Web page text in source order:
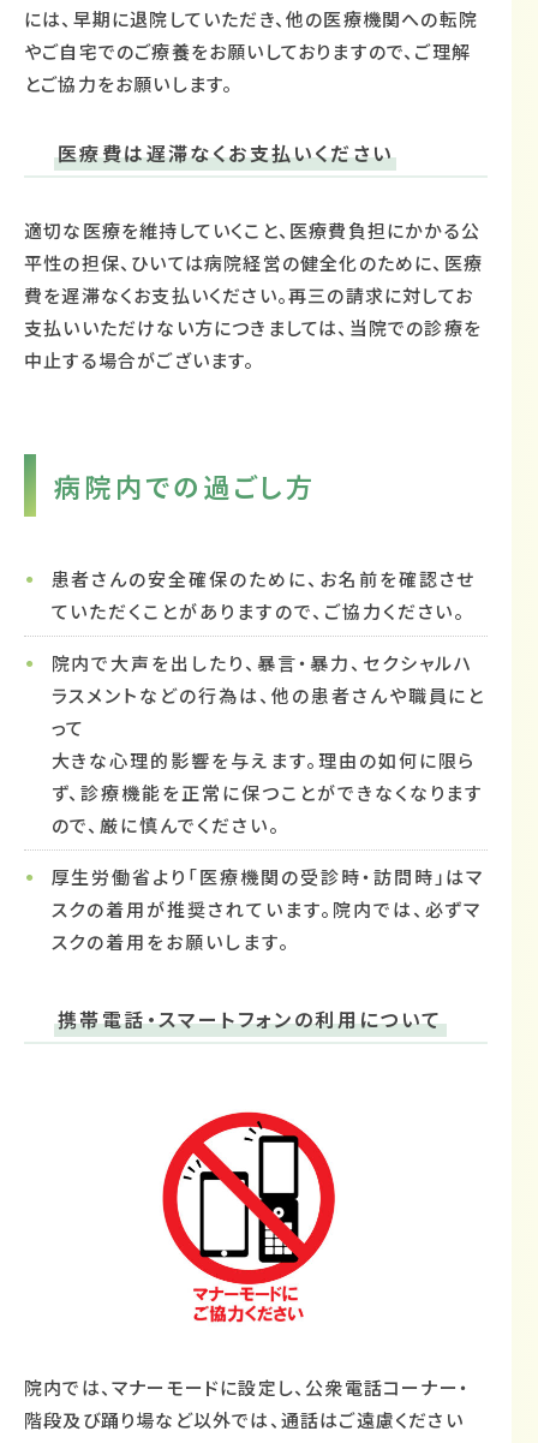
には、早期に退院していただき、他の医療機関への転院
やご自宅でのご療養をお願いしておりますので、ご理解
とご協力をお願いします。
医療費は遅滞なくお支払いください
適切な医療を維持していくこと、医療費負担にかかる公
平性の担保、ひいては病院経営の健全化のために、医療
費を遅滞なくお支払いください。再三の請求に対してお
支払いいただけない方につきましては、当院での診療を
中止する場合がございます。
病院内での過ごし方
患者さんの安全確保のために、お名前を確認させ
ていただくことがありますので、ご協力ください。
院内で大声を出したり、暴言・暴力、セクシャルハ
ラスメントなどの行為は、他の患者さんや職員にと
って
大きな心理的影響を与えます。理由の如何に限ら
ず、診療機能を正常に保つことができなくなります
ので、厳に慎んでください。
厚生労働省より「医療機関の受診時・訪問時」はマ
スクの着用が推奨されています。院内では、必ずマ
スクの着用をお願いします。
携帯電話・スマートフォンの利用について
院内では、マナーモードに設定し、公衆電話コーナー・
階段及び踊り場など以外では、通話はご遠慮ください